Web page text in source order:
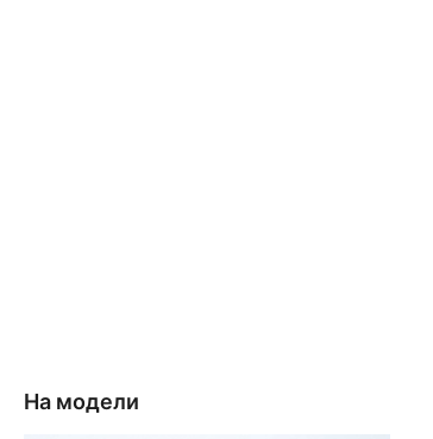
На модели